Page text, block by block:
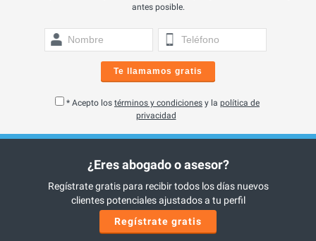
antes posible.
Te llamamos gratis
* Acepto los términos y condiciones y la política de
privacidad
¿Eres abogado o asesor?
Regístrate gratis para recibir todos los días nuevos
clientes potenciales ajustados a tu perfil
Regístrate gratis